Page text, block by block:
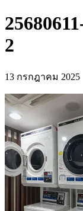
2
13 กรกฎาคม 2025